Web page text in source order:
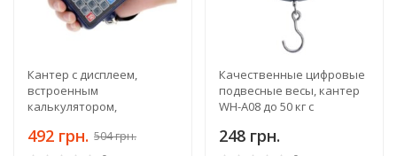
Кантер с дисплеем,
встроенным
калькулятором,
подсчетом суммы
492 грн. 504 грн.
Качественные цифровые
подвесные весы, кантер
WH-A08 до 50 кг с
экраном
248 грн.